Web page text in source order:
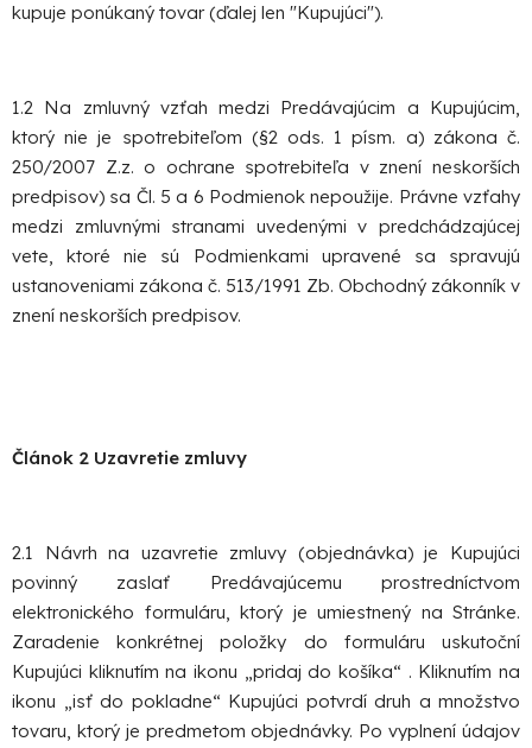
kupuje ponúkaný tovar (ďalej len "Kupujúci").
1.2 Na zmluvný vzťah medzi Predávajúcim a Kupujúcim,
ktorý nie je spotrebiteľom (§2 ods. 1 písm. a) zákona č.
250/2007 Z.z. o ochrane spotrebiteľa v znení neskorších
predpisov) sa Čl. 5 a 6 Podmienok nepoužije. Právne vzťahy
medzi zmluvnými stranami uvedenými v predchádzajúcej
vete, ktoré nie sú Podmienkami upravené sa spravujú
ustanoveniami zákona č. 513/1991 Zb. Obchodný zákonník v
znení neskorších predpisov.
Článok 2 Uzavretie zmluvy
2.1 Návrh na uzavretie zmluvy (objednávka) je Kupujúci
povinný zaslať Predávajúcemu prostredníctvom
elektronického formuláru, ktorý je umiestnený na Stránke.
Zaradenie konkrétnej položky do formuláru uskutoční
Kupujúci kliknutím na ikonu „pridaj do košíka“ . Kliknutím na
ikonu „isť do pokladne“ Kupujúci potvrdí druh a množstvo
tovaru, ktorý je predmetom objednávky. Po vyplnení údajov